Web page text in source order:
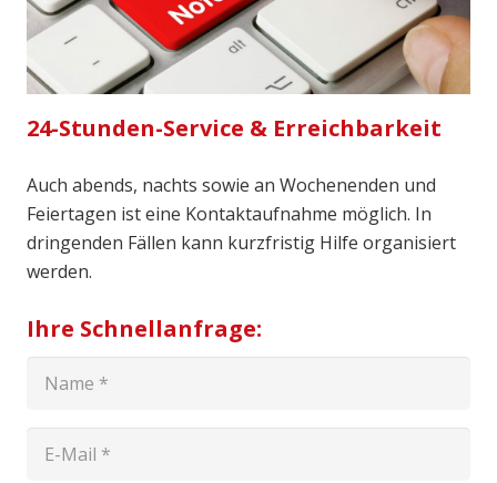
24-Stunden-Service & Erreichbarkeit
Auch abends, nachts sowie an Wochenenden und
Feiertagen ist eine Kontaktaufnahme möglich. In
dringenden Fällen kann kurzfristig Hilfe organisiert
werden.
Ihre Schnellanfrage: